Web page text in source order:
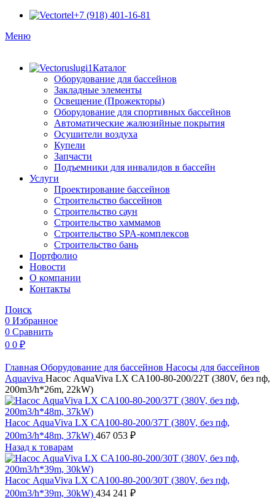
+7 (918) 401-16-81
Меню
Каталог
Оборудование для бассейнов
Закладные элементы
Освещение (Прожекторы)
Оборудование для спортивных бассейнов
Автоматические жалюзийные покрытия
Осушители воздуха
Купели
Запчасти
Подъемники для инвалидов в бассейн
Услуги
Проектирование бассейнов
Строительство бассейнов
Строительство саун
Строительство хаммамов
Строительство SPA-комплексов
Строительство бань
Портфолио
Новости
O компании
Контакты
Поиск
0 Избранное
0 Сравнить
0 0 ₽
Главная Оборудование для бассейнов Насосы для бассейнов
Aquaviva Насос AquaViva LX CA100-80-200/22T (380V, без пф,
200m3/h*26m, 22kW)
Насос AquaViva LX CA100-80-200/37T (380V, без пф,
200m3/h*48m, 37kW) 467 053 ₽
Назад к товарам
Насос AquaViva LX CA100-80-200/30T (380V, без пф,
200m3/h*39m, 30kW) 434 241 ₽